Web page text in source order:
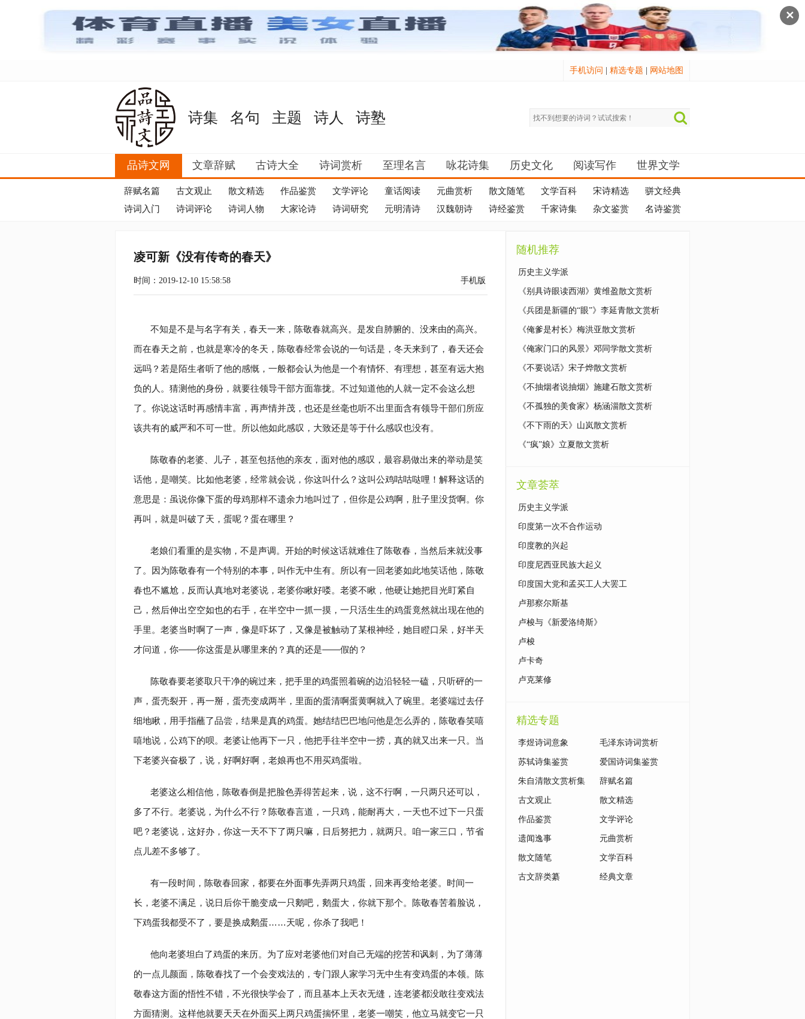
✕
手机访问 精选专题 网站地图
诗集 名句 主题 诗人 诗塾
品诗文网 文章辞赋 古诗大全 诗词赏析 至理名言 咏花诗集 历史文化 阅读写作 世界文学
辞赋名篇 古文观止 散文精选 作品鉴赏 文学评论 童话阅读 元曲赏析 散文随笔 文学百科 宋诗精选
骈文经典
诗词入门
诗词评论 诗词人物 大家论诗 诗词研究 元明清诗 汉魏朝诗 诗经鉴赏 千家诗集 杂文鉴赏 名诗鉴赏
凌可新《没有传奇的春天》
时间：2019-12-10 15:58:58 手机版
不知是不是与名字有关，春天一来，陈敬春就高兴。是发自肺腑的、没来由的高兴。
而在春天之前，也就是寒冷的冬天，陈敬春经常会说的一句话是，冬天来到了，春天还会
远吗？若是陌生者听了他的感慨，一般都会认为他是一个有情怀、有理想，甚至有远大抱
负的人。猜测他的身份，就要往领导干部方面靠拢。不过知道他的人就一定不会这么想
了。你说这话时再感情丰富，再声情并茂，也还是丝毫也听不出里面含有领导干部们所应
该共有的威严和不可一世。所以他如此感叹，大致还是等于什么感叹也没有。
陈敬春的老婆、儿子，甚至包括他的亲友，面对他的感叹，最容易做出来的举动是笑
话他，是嘲笑。比如他老婆，经常就会说，你这叫什么？这叫公鸡咕咕哒哩！解释这话的
意思是：虽说你像下蛋的母鸡那样不遗余力地叫过了，但你是公鸡啊，肚子里没货啊。你
再叫，就是叫破了天，蛋呢？蛋在哪里？
老娘们看重的是实物，不是声调。开始的时候这话就难住了陈敬春，当然后来就没事
了。因为陈敬春有一个特别的本事，叫作无中生有。所以有一回老婆如此地笑话他，陈敬
春也不尴尬，反而认真地对老婆说，老婆你瞅好喽。老婆不瞅，他硬让她把目光盯紧自
己，然后伸出空空如也的右手，在半空中一抓一摸，一只活生生的鸡蛋竟然就出现在他的
手里。老婆当时啊了一声，像是吓坏了，又像是被触动了某根神经，她目瞪口呆，好半天
才问道，你——你这蛋是从哪里来的？真的还是——假的？
陈敬春要老婆取只干净的碗过来，把手里的鸡蛋照着碗的边沿轻轻一磕，只听砰的一
声，蛋壳裂开，再一掰，蛋壳变成两半，里面的蛋清啊蛋黄啊就入了碗里。老婆端过去仔
细地瞅，用手指蘸了品尝，结果是真的鸡蛋。她结结巴巴地问他是怎么弄的，陈敬春笑嘻
嘻地说，公鸡下的呗。老婆让他再下一只，他把手往半空中一捞，真的就又出来一只。当
下老婆兴奋极了，说，好啊好啊，老娘再也不用买鸡蛋啦。
老婆这么相信他，陈敬春倒是把脸色弄得苦起来，说，这不行啊，一只两只还可以，
多了不行。老婆说，为什么不行？陈敬春言道，一只鸡，能耐再大，一天也不过下一只蛋
吧？老婆说，这好办，你这一天不下了两只嘛，日后努把力，就两只。咱一家三口，节省
点儿差不多够了。
有一段时间，陈敬春回家，都要在外面事先弄两只鸡蛋，回来再变给老婆。时间一
长，老婆不满足，说日后你干脆变成一只鹅吧，鹅蛋大，你就下那个。陈敬春苦着脸说，
下鸡蛋我都受不了，要是换成鹅蛋……天呢，你杀了我吧！
他向老婆坦白了鸡蛋的来历。为了应对老婆他们对自己无端的挖苦和讽刺，为了薄薄
的一点儿颜面，陈敬春找了一个会变戏法的，专门跟人家学习无中生有变鸡蛋的本领。陈
敬春这方面的悟性不错，不光很快学会了，而且基本上天衣无缝，连老婆都没敢往变戏法
方面猜测。这样他就要天天在外面买上两只鸡蛋揣怀里，老婆一嘲笑，他立马就变它一只
随机推荐
历史主义学派
《别具诗眼读西湖》黄维盈散文赏析
《兵团是新疆的“眼”》李延青散文赏析
《俺爹是村长》梅洪亚散文赏析
《俺家门口的风景》邓同学散文赏析
《不要说话》宋子烨散文赏析
《不抽烟者说抽烟》施建石散文赏析
《不孤独的美食家》杨涵淄散文赏析
《不下雨的天》山岚散文赏析
《“疯”娘》立夏散文赏析
文章荟萃
历史主义学派
印度第一次不合作运动
印度教的兴起
印度尼西亚民族大起义
印度国大党和孟买工人大罢工
卢那察尔斯基
卢梭与《新爱洛绮斯》
卢梭
卢卡奇
卢克莱修
精选专题
李煜诗词意象 毛泽东诗词赏析
苏轼诗集鉴赏 爱国诗词集鉴赏
朱自清散文赏析集 辞赋名篇
古文观止 散文精选
作品鉴赏 文学评论
遗闻逸事 元曲赏析
散文随笔 文学百科
古文辞类纂 经典文章